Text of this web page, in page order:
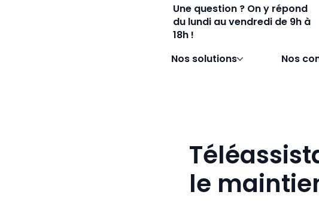
Une question ? On y répond
du lundi au vendredi de 9h à
18h !
Nos solutions Nos
le